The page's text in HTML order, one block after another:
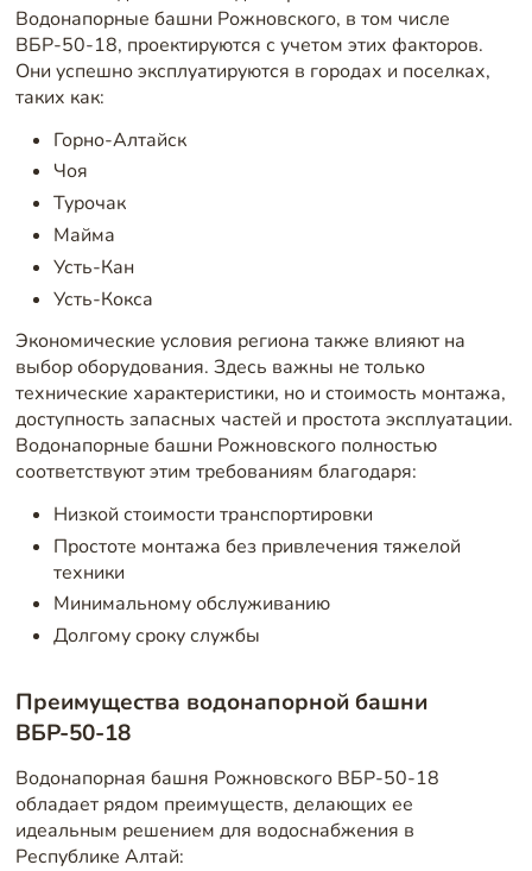
Водонапорные башни Рожновского, в том числе
ВБР-50-18, проектируются с учетом этих факторов.
Они успешно эксплуатируются в городах и поселках,
таких как:
Горно-Алтайск
Чоя
Турочак
Майма
Усть-Кан
Усть-Кокса
Экономические условия региона также влияют на
выбор оборудования. Здесь важны не только
технические характеристики, но и стоимость монтажа,
доступность запасных частей и простота эксплуатации.
Водонапорные башни Рожновского полностью
соответствуют этим требованиям благодаря:
Низкой стоимости транспортировки
Простоте монтажа без привлечения тяжелой
техники
Минимальному обслуживанию
Долгому сроку службы
Преимущества водонапорной башни
ВБР-50-18
Водонапорная башня Рожновского ВБР-50-18
обладает рядом преимуществ, делающих ее
идеальным решением для водоснабжения в
Республике Алтай: